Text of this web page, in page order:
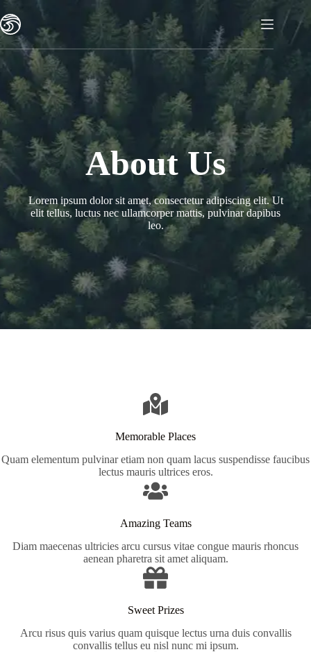
Skip
to
content
About Us
Lorem ipsum dolor sit amet, consectetur adipiscing elit. Ut
elit tellus, luctus nec ullamcorper mattis, pulvinar dapibus
leo.
Memorable Places
Quam elementum pulvinar etiam non quam lacus suspendisse faucibus
lectus mauris ultrices eros.
Amazing Teams
Diam maecenas ultricies arcu cursus vitae congue mauris rhoncus
aenean pharetra sit amet aliquam.
Sweet Prizes
Arcu risus quis varius quam quisque lectus urna duis convallis
convallis tellus eu nisl nunc mi ipsum.